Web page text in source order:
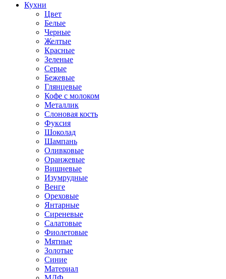
Кухни
Цвет
Белые
Черные
Желтые
Красные
Зеленые
Серые
Бежевые
Глянцевые
Кофе с молоком
Металлик
Слоновая кость
Фуксия
Шоколад
Шампань
Оливковые
Оранжевые
Вишневые
Изумрудные
Венге
Ореховые
Янтарные
Сиреневые
Салатовые
Фиолетовые
Мятные
Золотые
Синие
Материал